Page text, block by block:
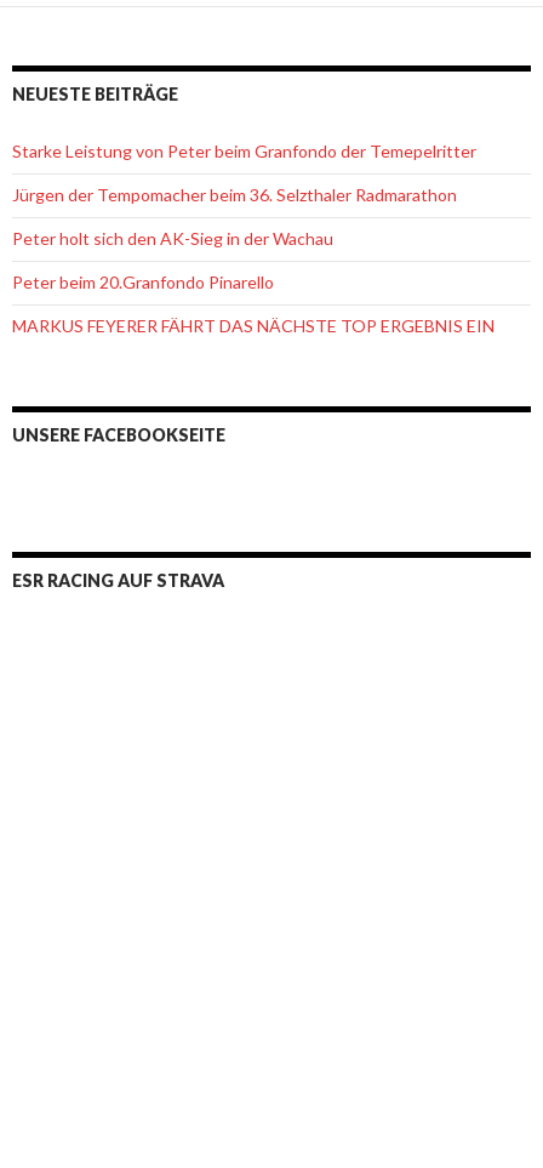
NEUESTE BEITRÄGE
Starke Leistung von Peter beim Granfondo der Temepelritter
Jürgen der Tempomacher beim 36. Selzthaler Radmarathon
Peter holt sich den AK-Sieg in der Wachau
Peter beim 20.Granfondo Pinarello
MARKUS FEYERER FÄHRT DAS NÄCHSTE TOP ERGEBNIS EIN
UNSERE FACEBOOKSEITE
ESR RACING AUF STRAVA